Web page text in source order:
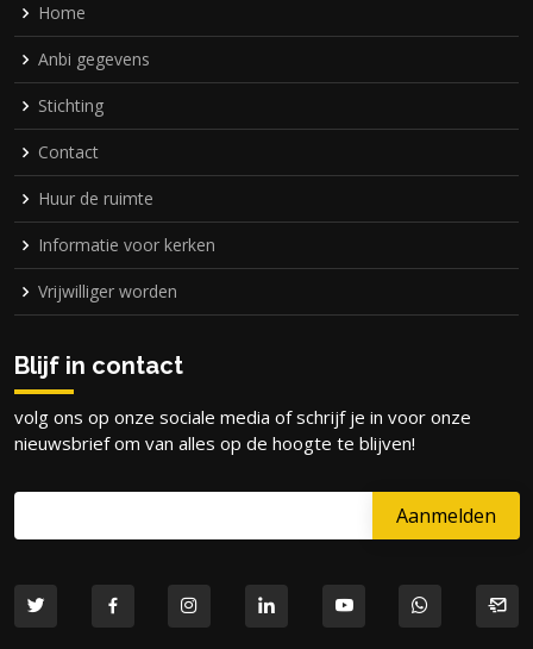
Home
Anbi gegevens
Stichting
Contact
Huur de ruimte
Informatie voor kerken
Vrijwilliger worden
Blijf in contact
volg ons op onze sociale media of schrijf je in voor onze
nieuwsbrief om van alles op de hoogte te blijven!